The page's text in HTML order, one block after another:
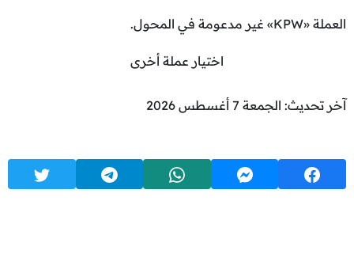
العملة «KPW» غير مدعومة في المحول.
اختيار عملة أخرى
آخر تحديث: الجمعة 7 أغسطس 2026